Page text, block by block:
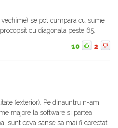
se pot cumpara cu sume
cu diagonala peste 65.
10 2
(exterior). Pe dinauntru n-am
majore la software si partea
sunt ceva sanse sa mai fi corectat